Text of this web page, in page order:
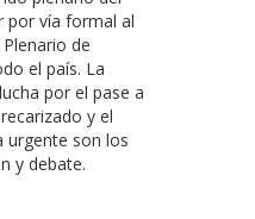
por vía formal al
de
el país. La
por el pase a
y el
urgente son los
y debate.